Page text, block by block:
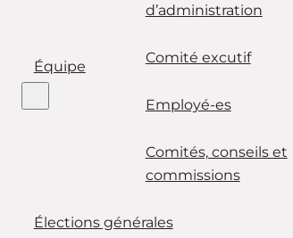
Équipe
d’administration
Comité excutif
Employé-es
Comités, conseils et
commissions
Élections générales